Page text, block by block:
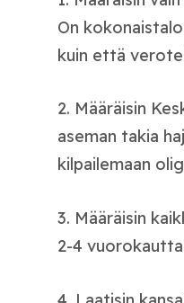
On
kuin että
2. Määräisin
aseman takia
kilpailemaan
3. Määräisin
2-4